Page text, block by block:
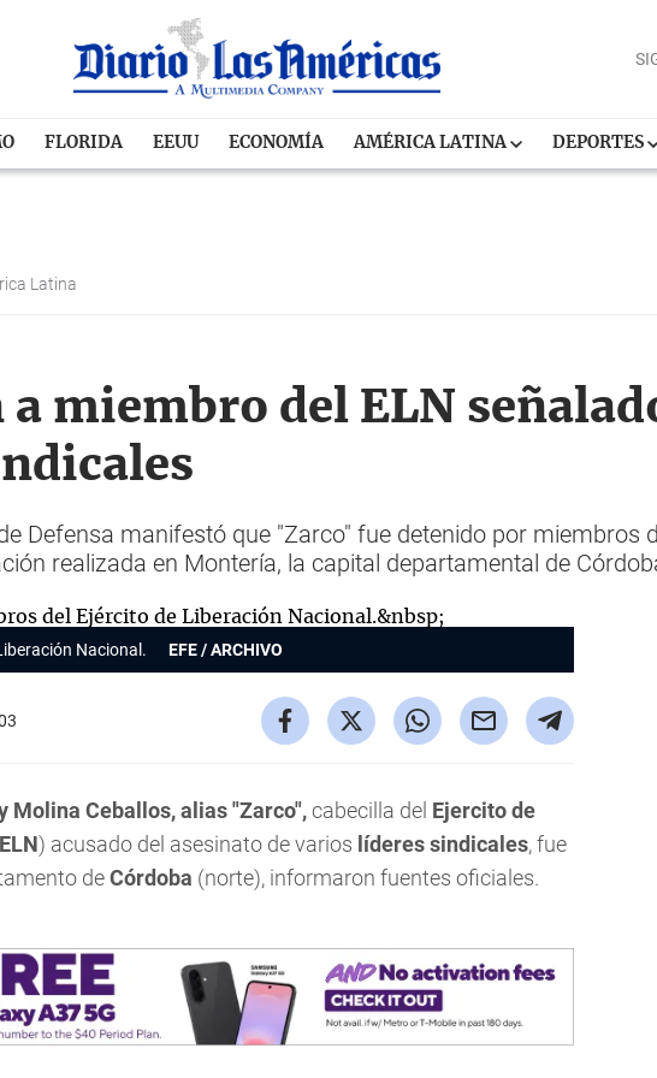
FLORIDA EEUU ECONOMÍA AMÉRICA LATINA DEPORTES
Latina
a miembro del ELN
Defensa manifestó que "Zarco" fue detenido por miembros
realizada en Montería, la capital departamental de
Nacional. EFE / ARCHIVO
Molina Ceballos, alias "Zarco",cabecilla del Ejercito de
ELN) acusado del asesinato de varios líderes sindicales, fue
deCórdoba (norte), informaron fuentes oficiales.